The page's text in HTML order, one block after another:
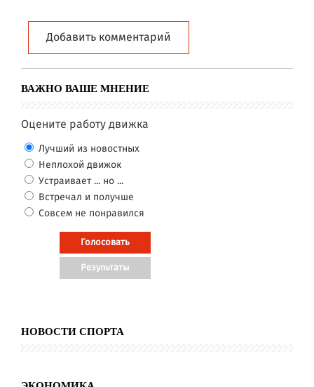
Добавить комментарий
ВАЖНО ВАШЕ МНЕНИЕ
Оцените работу движка
Лучший из новостных
Неплохой движок
Устраивает ... но ...
Встречал и получше
Совсем не понравился
НОВОСТИ СПОРТА